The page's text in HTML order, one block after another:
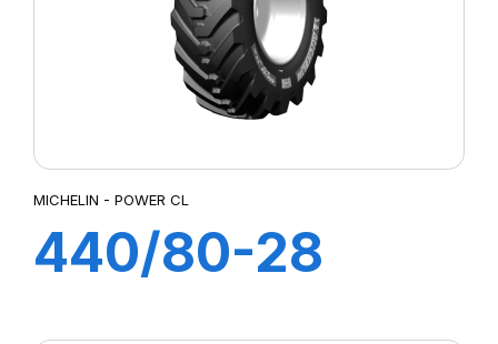
MICHELIN - POWER CL
440/80-28